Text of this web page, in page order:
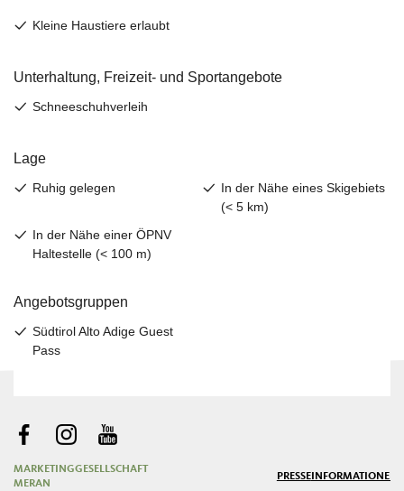
MARKETINGGESELLSCHAFT
MERAN
PRESSEINFORMATIONEN